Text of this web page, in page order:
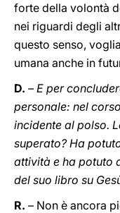
forte della volontà
nei riguardi degli
questo senso,
umana anche in
D. – E per
personale: nel
incidente al polso.
superato? Ha
attività e ha potuto
del suo libro su
R. – Non è ancora